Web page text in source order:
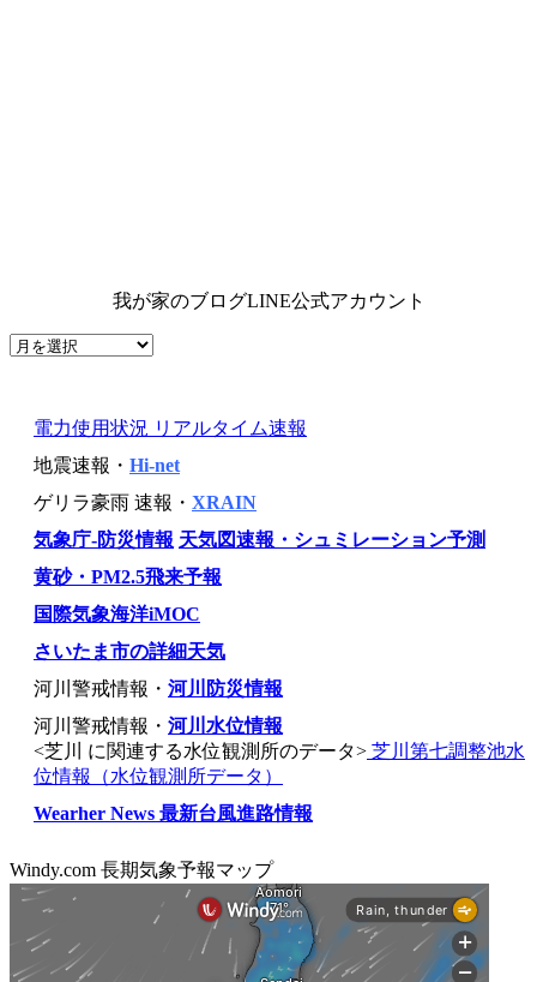
我が家のブログLINE公式アカウント
電力使用状況 リアルタイム速報
地震速報・ Hi-net
ゲリラ豪雨 速報・ XRAIN
気象庁-防災情報 天気図速報・シュミレーション予測
黄砂・PM2.5飛来予報
国際気象海洋iMOC
さいたま市の詳細天気
河川警戒情報・ 河川防災情報
河川警戒情報・ 河川水位情報
<芝川 に関連する水位観測所のデータ> 芝川第七調整池水
位情報（水位観測所データ）
Wearher News 最新台風進路情報
Windy.com 長期気象予報マップ